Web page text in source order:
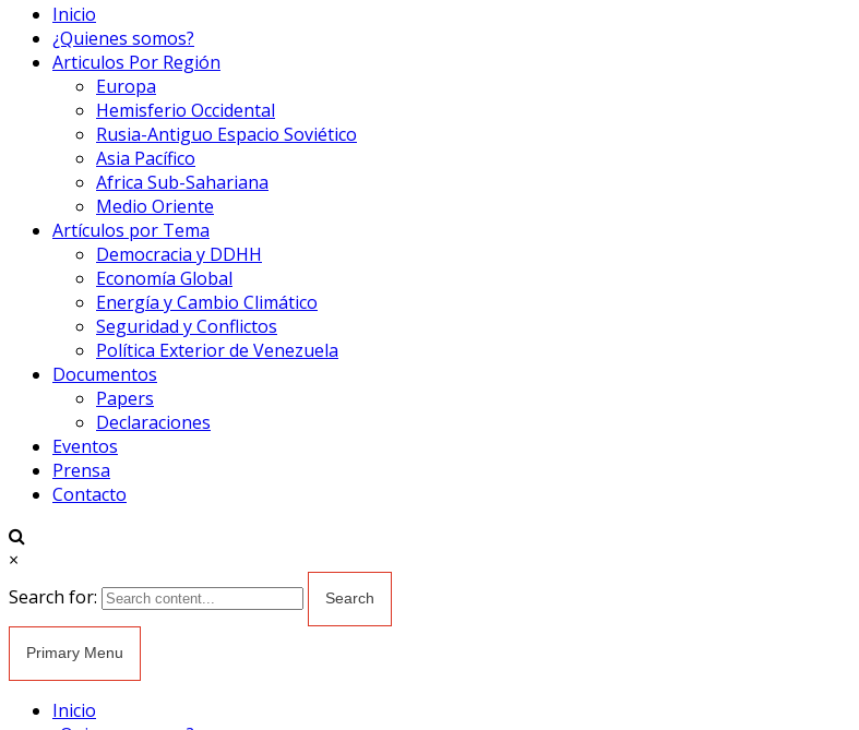
Inicio
¿Quienes somos?
Articulos Por Región
Europa
Hemisferio Occidental
Rusia-Antiguo Espacio Soviético
Asia Pacífico
Africa Sub-Sahariana
Medio Oriente
Artículos por Tema
Democracia y DDHH
Economía Global
Energía y Cambio Climático
Seguridad y Conflictos
Política Exterior de Venezuela
Documentos
Papers
Declaraciones
Eventos
Prensa
Contacto
×
Search for:
Primary Menu
Inicio